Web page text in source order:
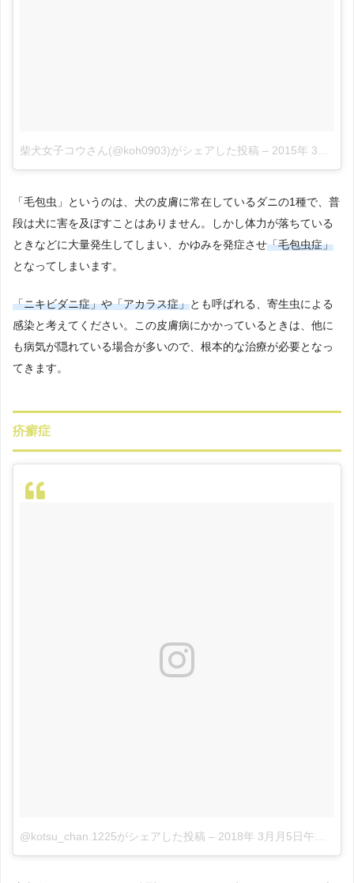
柴犬女子コウさん(@koh0903)がシェアした投稿 – 2015年 3月月20日午後6時25分PDT
「毛包虫」というのは、犬の皮膚に常在しているダニの1種で、普
段は犬に害を及ぼすことはありません。しかし体力が落ちている
ときなどに大量発生してしまい、かゆみを発症させ「毛包虫症」
となってしまいます。
「ニキビダニ症」や「アカラス症」とも呼ばれる、寄生虫による
感染と考えてください。この皮膚病にかかっているときは、他に
も病気が隠れている場合が多いので、根本的な治療が必要となっ
てきます。
疥癬症
@kotsu_chan.1225がシェアした投稿 – 2018年 3月月5日午前2時42分PST